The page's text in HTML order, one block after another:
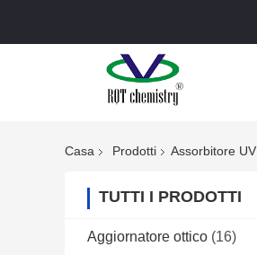
Casa Prodotti Assorbitore UV
TUTTI I PRODOTTI
Aggiornatore ottico (16)